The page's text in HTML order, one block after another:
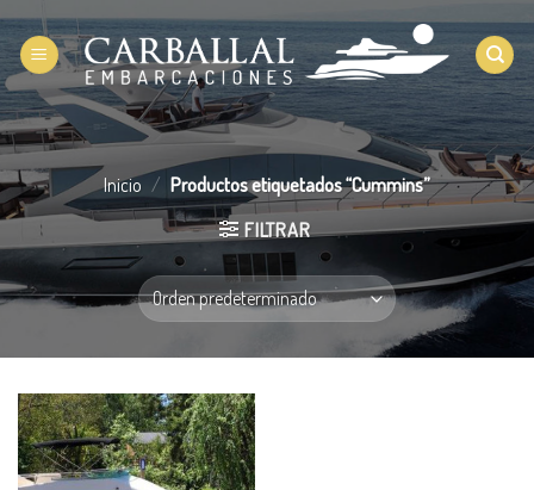
Saltar
al
contenido
Inicio / Productos etiquetados “Cummins”
FILTRAR